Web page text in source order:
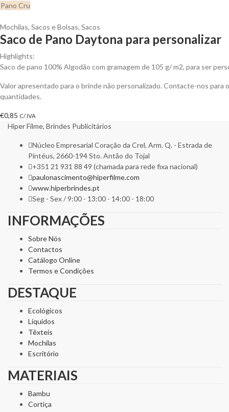
Pano Cru
Mochilas, Sacos e Bolsas, Sacos
Saco de Pano Daytona para personalizar
Highlights:
Saco de pano 100% Algodão com gramagem de 105 g/ m2, para ser
Valor apresentado para o brinde não personalizado. Contacte-nos
quantidades.
€0,85 C/ IVA
Hiper Filme, Brindes Publicitários
Núcleo Empresarial Coração da Crel, Arm. Q. - Estrada de
Pintéus, 2660-194 Sto. Antão do Tojal
+351 21 931 88 49 (chamada para rede fixa nacional)
paulonascimento@hiperfilme.com
www.hiperbrindes.pt
Seg - Sex / 9:00 - 13:00 - 14:00 - 18:00
INFORMAÇÕES
Sobre Nós
Contactos
Catálogo Online
Termos e Condições
DESTAQUE
Ecológicos
Líquidos
Têxteis
Mochilas
Escritório
MATERIAIS
Bambu
Cortiça